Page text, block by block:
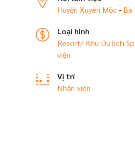
Huyện Xuyên Mộc- Bà
Loại hình
Resort/ Khu Du lịch
viện
Vị trí
Nhân viên